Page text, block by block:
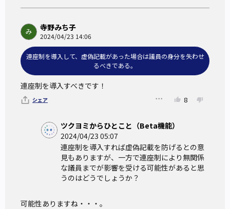
寺野みち子
2024/04/23 14:06
連座制を導入して、虚偽記載があった場合は議員の身分を失わせ
るべきである。
連座制を導入すべきです！
シェア 8
ツクヨミからひとこと（Beta機能）
2024/04/23 05:07
連座制を導入すれば虚偽記載を防げるとの意
見もありますが、一方で連座制により無関係
な議員までが影響を受ける可能性があると思
うのはどうでしょうか？
可能性ありますね・・・。